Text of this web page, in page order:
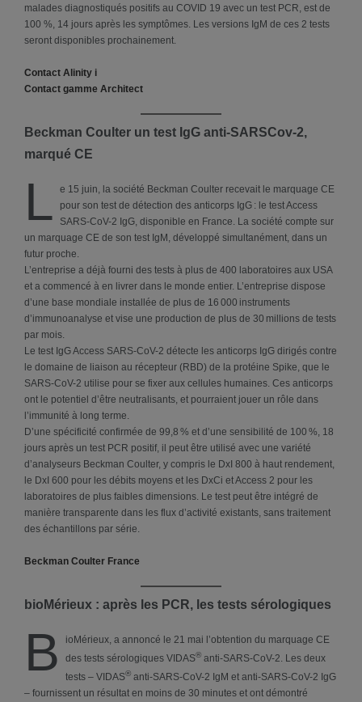
malades diagnostiqués positifs au COVID 19 avec un test PCR, est de
100 %, 14 jours après les symptômes. Les versions IgM de ces 2 tests
seront disponibles prochainement.
Contact Alinity i
Contact gamme Architect
Beckman Coulter un test IgG anti-SARSCov-2,
marqué CE
L
e 15 juin, la société Beckman Coulter recevait le marquage CE
pour son test de détection des anticorps IgG : le test Access
SARS-CoV-2 IgG, disponible en France. La société compte sur
un marquage CE de son test IgM, développé simultanément, dans un
futur proche.
L’entreprise a déjà fourni des tests à plus de 400 laboratoires aux USA
et a commencé à en livrer dans le monde entier. L’entreprise dispose
d’une base mondiale installée de plus de 16 000 instruments
d’immunoanalyse et vise une production de plus de 30 millions de tests
par mois.
Le test IgG Access SARS-CoV-2 détecte les anticorps IgG dirigés contre
le domaine de liaison au récepteur (RBD) de la protéine Spike, que le
SARS-CoV-2 utilise pour se fixer aux cellules humaines. Ces anticorps
ont le potentiel d’être neutralisants, et pourraient jouer un rôle dans
l’immunité à long terme.
D’une spécificité confirmée de 99,8 % et d’une sensibilité de 100 %, 18
jours après un test PCR positif, il peut être utilisé avec une variété
d’analyseurs Beckman Coulter, y compris le DxI 800 à haut rendement,
le DxI 600 pour les débits moyens et les DxCi et Access 2 pour les
laboratoires de plus faibles dimensions. Le test peut être intégré de
manière transparente dans les flux d’activité existants, sans traitement
des échantillons par série.
Beckman Coulter France
bioMérieux : après les PCR, les tests sérologiques
b
ioMérieux, a annoncé le 21 mai l’obtention du marquage CE
des tests sérologiques VIDAS®anti-SARS-CoV-2. Les deux
tests – VIDAS®anti-SARS-CoV-2 IgM et anti-SARS-CoV-2 IgG
– fournissent un résultat en moins de 30 minutes et ont démontré